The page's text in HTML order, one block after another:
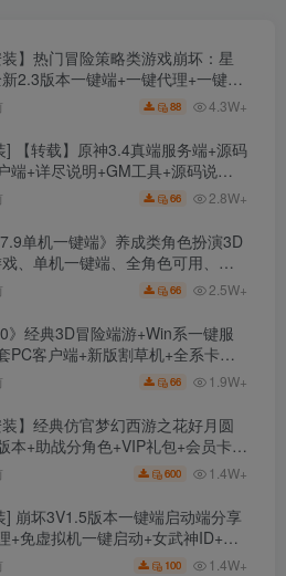
装】热门冒险策略类游戏崩坏：星
2.3版本一键端+一键代理+一键启
88 4.3W+
] 【转载】原神3.4真端服务端+源码
端+详尽说明+GM工具+源码说明
66 2.8W+
7.9单机一键端》养成类角色扮演3D
、单机一键端、全角色可用、无
带保姆级安装教程
66 2.5W+
》经典3D冒险端游+Win系一键服
PC客户端+新版割草机+全系卡池
66 1.9W+
装】经典仿官梦幻西游之花好月圆
本+助战分角色+VIP礼包+会员卡
+视频搭建及其他修改资料
600 1.4W+
] 崩坏3V1.5版本一键端启动端分享
+免虚拟机一键启动+女武神ID+详
简一键修改
100 1.4W+